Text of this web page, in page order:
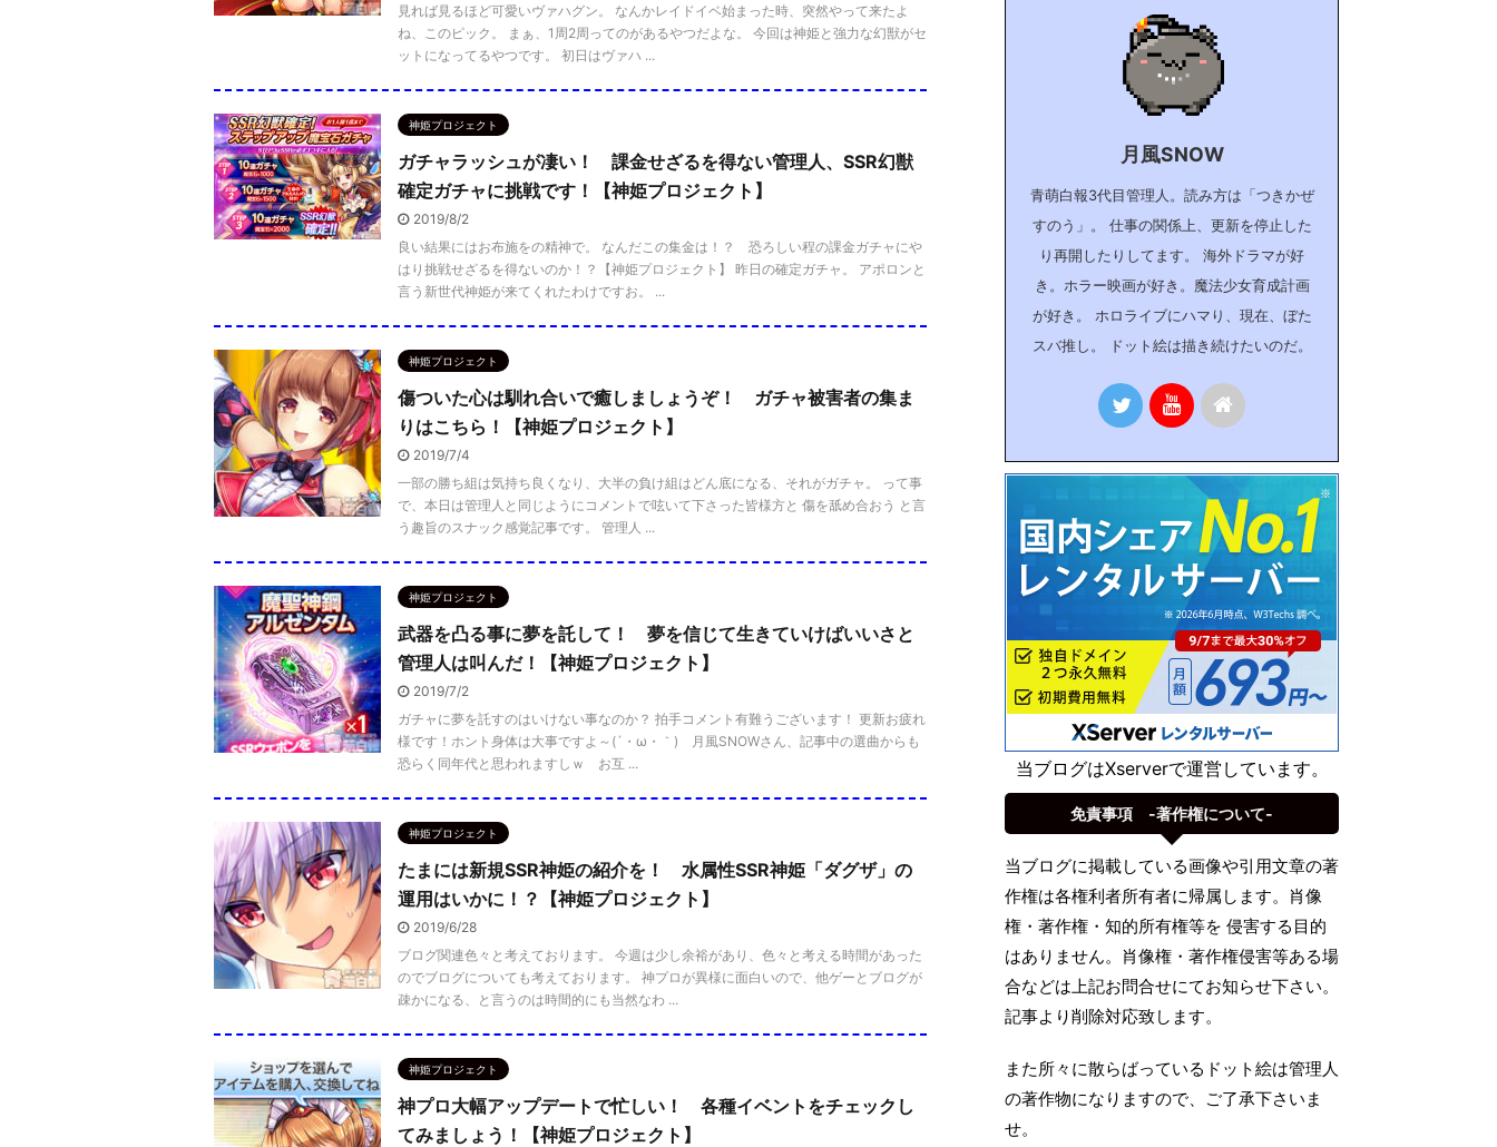
見れば見るほど可愛いヴァハグン。 なんかレイドイベ始まった時、突然やって来たよ
ね、このピック。 まぁ、1周2周ってのがあるやつだよな。 今回は神姫と強力な幻獣がセ
ットになってるやつです。 初日はヴァハ ...
神姫プロジェクト
ガチャラッシュが凄い！ 課金せざるを得ない管理人、SSR幻獣
確定ガチャに挑戦です！【神姫プロジェクト】
2019/8/2
良い結果にはお布施をの精神で。 なんだこの集金は！？ 恐ろしい程の課金ガチャにや
はり挑戦せざるを得ないのか！？【神姫プロジェクト】 昨日の確定ガチャ。 アポロンと
言う新世代神姫が来てくれたわけですお。 ...
神姫プロジェクト
傷ついた心は馴れ合いで癒しましょうぞ！ ガチャ被害者の集ま
りはこちら！【神姫プロジェクト】
2019/7/4
一部の勝ち組は気持ち良くなり、大半の負け組はどん底になる、それがガチャ。 って事
で、本日は管理人と同じようにコメントで呟いて下さった皆様方と 傷を舐め合おう と言
う趣旨のスナック感覚記事です。 管理人 ...
神姫プロジェクト
武器を凸る事に夢を託して！ 夢を信じて生きていけばいいさと
管理人は叫んだ！【神姫プロジェクト】
2019/7/2
ガチャに夢を託すのはいけない事なのか？ 拍手コメント有難うございます！ 更新お疲れ
様です！ホント身体は大事ですよ～(´・ω・｀) 月風SNOWさん、記事中の選曲からも
恐らく同年代と思われますしｗ お互 ...
神姫プロジェクト
たまには新規SSR神姫の紹介を！ 水属性SSR神姫「ダグザ」の
運用はいかに！？【神姫プロジェクト】
2019/6/28
ブログ関連色々と考えております。 今週は少し余裕があり、色々と考える時間があった
のでブログについても考えております。 神プロが異様に面白いので、他ゲーとブログが
疎かになる、と言うのは時間的にも当然なわ ...
神姫プロジェクト
神プロ大幅アップデートで忙しい！ 各種イベントをチェックし
てみましょう！【神姫プロジェクト】
月風SNOW
青萌白報3代目管理人。読み方は「つきかぜ
すのう」。 仕事の関係上、更新を停止した
り再開したりしてます。 海外ドラマが好
き。ホラー映画が好き。魔法少女育成計画
が好き。 ホロライブにハマり、現在、ぼた
スバ推し。 ドット絵は描き続けたいのだ。
当ブログはXserverで運営しています。
免責事項 -著作権について-
当ブログに掲載している画像や引用文章の著
作権は各権利者所有者に帰属します。肖像
権・著作権・知的所有権等を 侵害する目的
はありません。肖像権・著作権侵害等ある場
合などは上記お問合せにてお知らせ下さい。
記事より削除対応致します。
また所々に散らばっているドット絵は管理人
の著作物になりますので、ご了承下さいま
せ。